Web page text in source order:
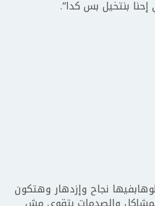
بنتخيل بس كدا”.
نجاح وإزدهار وهتكون